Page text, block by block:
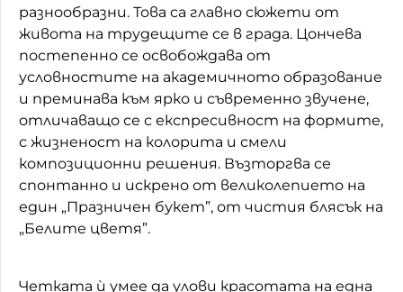
разнообразни. Това са главно сюжети от
живота на трудещите се в града. Цончева
постепенно се освобождава от
условностите на академичното образование
и преминава към ярко и съвременно звучене,
отличаващо се с експресивност на формите,
с жизненост на колорита и смели
композиционни решения. Възторгва се
спонтанно и искрено от великолепието на
един „Празничен букет”, от чистия блясък на
„Белите цветя”.
Четката ѝ умее да улови красотата на една